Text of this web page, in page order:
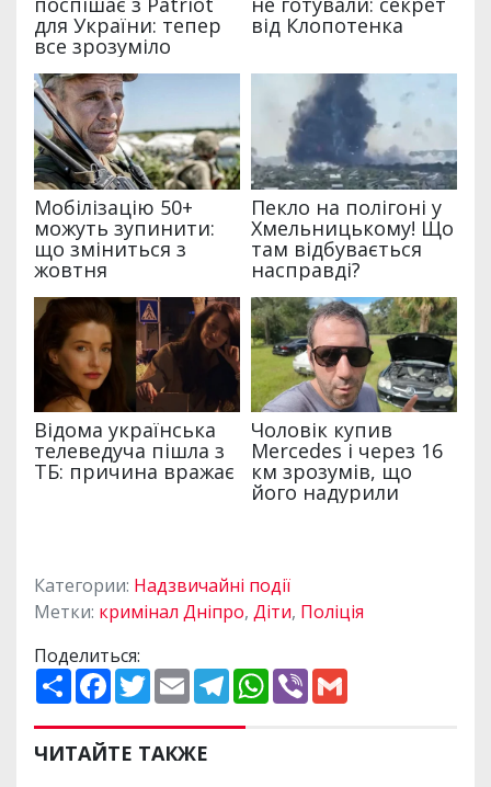
Категории: Надзвичайні події
Метки: кримінал Дніпро, Діти, Поліція
Поделиться:
П
о
и
р
и
F
a
e
b
o
T
w
t
t
e
E
m
i
l
T
e
e
W
h
V
ЧИТАЙТЕ ТАКЖЕ